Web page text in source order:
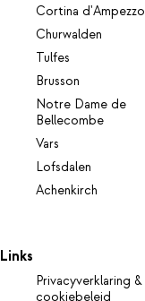
Cortina d'Ampezzo
Churwalden
Tulfes
Brusson
Notre Dame de
Bellecombe
Vars
Lofsdalen
Achenkirch
Links
Privacyverklaring &
cookiebeleid